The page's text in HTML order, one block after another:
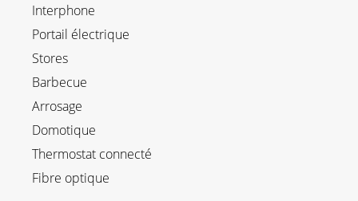
Interphone
Portail électrique
Stores
Barbecue
Arrosage
Domotique
Thermostat connecté
Fibre optique